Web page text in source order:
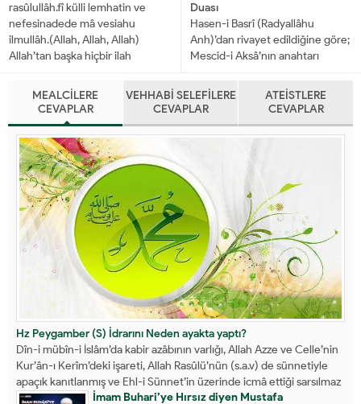
rasûlullâh.fî külli lemhatin ve
nefesinadede mâ vesiahu
ilmullâh.(Allah, Allah, Allah)
Allah’tan başka hiçbir ilah
yoktur.Muhammed (Sallallahu
Aleyhi ve Sellem) Allah’ın
Rasulü’dür.(zikrini)...
Duası
Hasen-i Basrî (Radyallâhu
Anh)’dan rivayet edildiğine göre;
Mescid-i Aksâ’nın anahtarı
Süleymân (Aleyhisselâm)’ın
yanında bulunuyordu, bir gün
mescidi açmak için geldiğinde
insanlardan...
MEALCİLERE
CEVAPLAR
VEHHABİ SELEFİLERE
CEVAPLAR
ATEİSTLERE
CEVAPLAR
Hz Peygamber (S) İdrarını Neden ayakta yaptı?
Dîn-i mübîn-i İslâm’da kabir azâbının varlığı, Allah Azze ve Celle’nin
Kur’ân-ı Kerîm’deki işareti, Allah Rasûlü’nün (s.a.v) de sünnetiyle
apaçık kanıtlanmış ve Ehl-i Sünnet’in üzerinde icmâ ettiği sarsılmaz
bir akîdeye dönüşmüştür....İmam Buhari’ye Hırsız diyen Mustafa